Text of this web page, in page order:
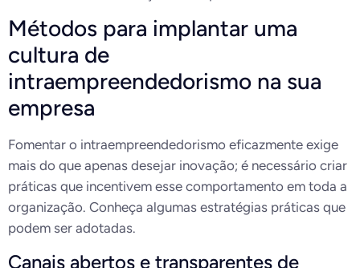
Métodos para implantar uma
cultura de
intraempreendedorismo na sua
empresa
Fomentar o intraempreendedorismo eficazmente exige
mais do que apenas desejar inovação; é necessário criar
práticas que incentivem esse comportamento em toda a
organização. Conheça algumas estratégias práticas que
podem ser adotadas.
Canais abertos e transparentes de